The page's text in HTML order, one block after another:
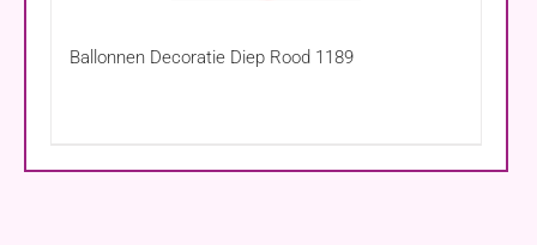
Ballonnen Decoratie Diep Rood 1189